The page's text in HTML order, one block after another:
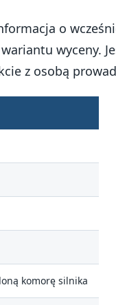
o
wyceny.
z osobą
komorę silnika